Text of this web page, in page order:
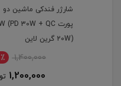
شارژر فندکی ماشین دو
پورت 50W (PD 30W + QC
20W) گرین لاین
1,400,000 15٪
1,200,000 تومان